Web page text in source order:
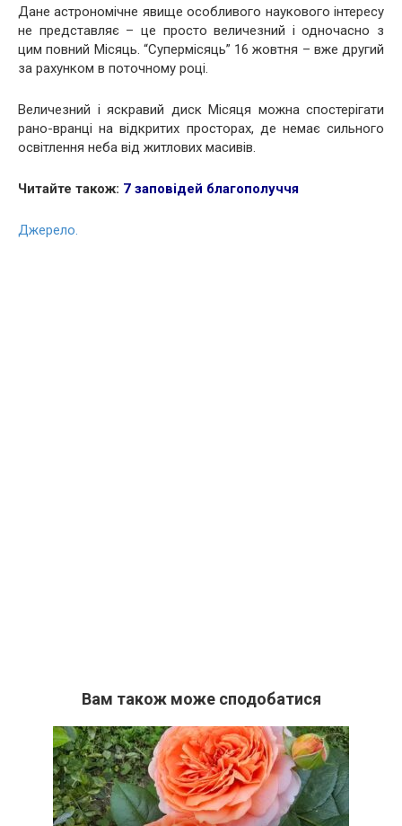
Дане астрономічне явище особливого наукового інтересу
не представляє – це просто величезний і одночасно з
цим повний Місяць. “Супермісяць” 16 жовтня – вже другий
за рахунком в поточному році.
Величезний і яскравий диск Місяця можна спостерігати
рано-вранці на відкритих просторах, де немає сильного
освітлення неба від житлових масивів.
Читайте також: 7 заповідей благополуччя
Джерело.
Вам також може сподобатися